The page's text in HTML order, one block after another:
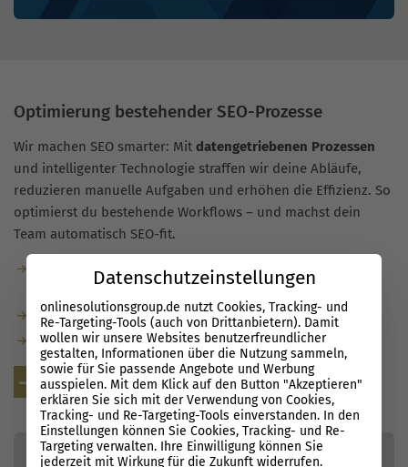
Optimierung bestehender SEO-Prozesse
Wir machen SEO smarter: Mit datengetriebenen Prozessen
und intelligenter Technologie straffen wir deine Abläufe,
reduzieren manuelle Aufgaben und erhöhen die Effizienz. So
optimierst du bestehende Workflows – und machst dein
Team automatisch SEO-fit.
Manuelle Prozesse reduzieren, wichtige aber
Fundierte Entscheidungen auf Basis der richtigen Daten.
Automatisch wird dein gesamtes Team SEO-ready.
Kostenlose Beratung
Datenschutzeinstellungen
onlinesolutionsgroup.de nutzt Cookies, Tracking- und
Re-Targeting-Tools (auch von Drittanbietern). Damit
wollen wir unsere Websites benutzerfreundlicher
gestalten, Informationen über die Nutzung sammeln,
sowie für Sie passende Angebote und Werbung
ausspielen. Mit dem Klick auf den Button "Akzeptieren"
erklären Sie sich mit der Verwendung von Cookies,
Tracking- und Re-Targeting-Tools einverstanden. In den
Einstellungen können Sie Cookies, Tracking- und Re-
Targeting verwalten. Ihre Einwilligung können Sie
jederzeit mit Wirkung für die Zukunft widerrufen.